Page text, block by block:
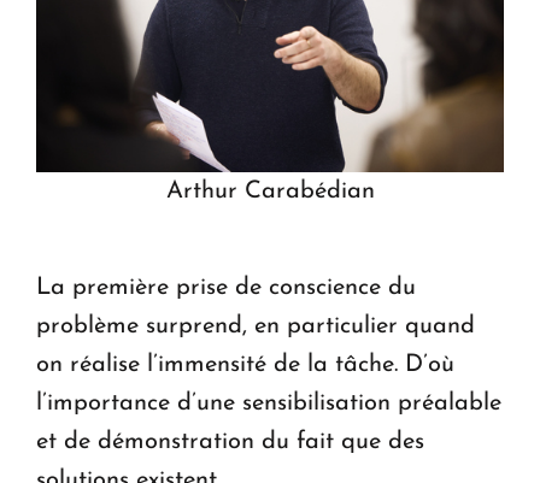
Arthur Carabédian
La première prise de conscience du
problème surprend, en particulier quand
on réalise l’immensité de la tâche. D’où
l’importance d’une sensibilisation préalable
et de démonstration du fait que des